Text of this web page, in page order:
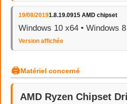
19/08/20191.8.19.0915 AMD chipset
Windows 10 x64 • Windows
Version affichée
🖨Matériel concerné
AMD Ryzen Chipset